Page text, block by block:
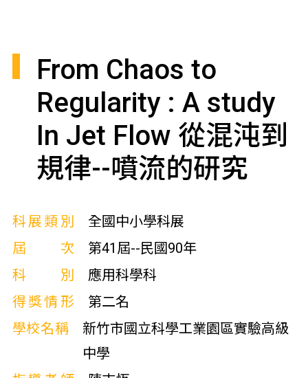
From Chaos to
Regularity : A study
In Jet Flow 從混沌到
規律--噴流的研究
科展類別
全國中小學科展
屆次
第41屆--民國90年
科別
應用科學科
得獎情形
第二名
學校名稱
新竹市國立科學工業園區實驗高級
中學